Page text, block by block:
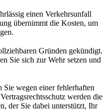
einen Verkehrsunfall
übernimmt die Kosten, um
Gründen gekündigt.
Sie sich zur Wehr setzen und
Sie wegen einer fehlerhaften
werden die
der Sie dabei unterstützt, Ihr